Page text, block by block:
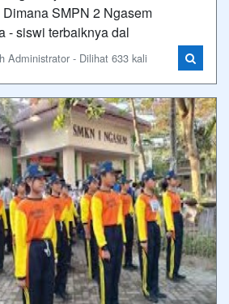
SMPN 2 Ngasem
- siswi terbaiknya dal
Administrator - Dilihat 633 kali